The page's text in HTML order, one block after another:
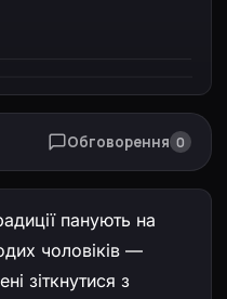
Обговорення 0
панують на
чоловіків —
зіткнутися з